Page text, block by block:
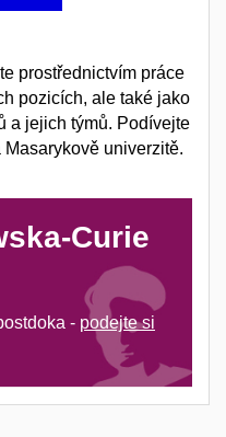
prostřednictvím práce
pozicích, ale také jako
a jejich týmů. Podívejte
Masarykově univerzitě.
Curie
- podejte si